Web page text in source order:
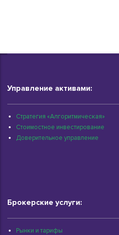
Управление активами:
Стратегия «Алгоритмическая»
Стоимостное инвестирование
Доверительное управление
Брокерские услуги:
Рынки и тарифы